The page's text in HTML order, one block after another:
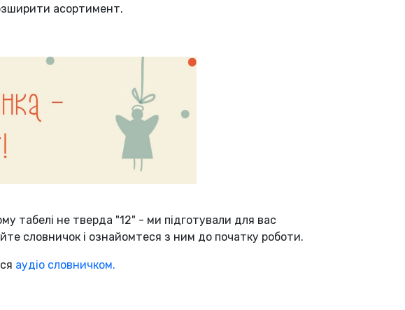
асортимент.
табелі не тверда "12" - ми підготували для вас
словничок і ознайомтеся з ним до початку роботи.
аудіо словничком.